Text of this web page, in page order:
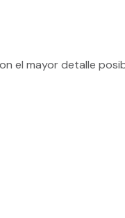
el mayor detalle